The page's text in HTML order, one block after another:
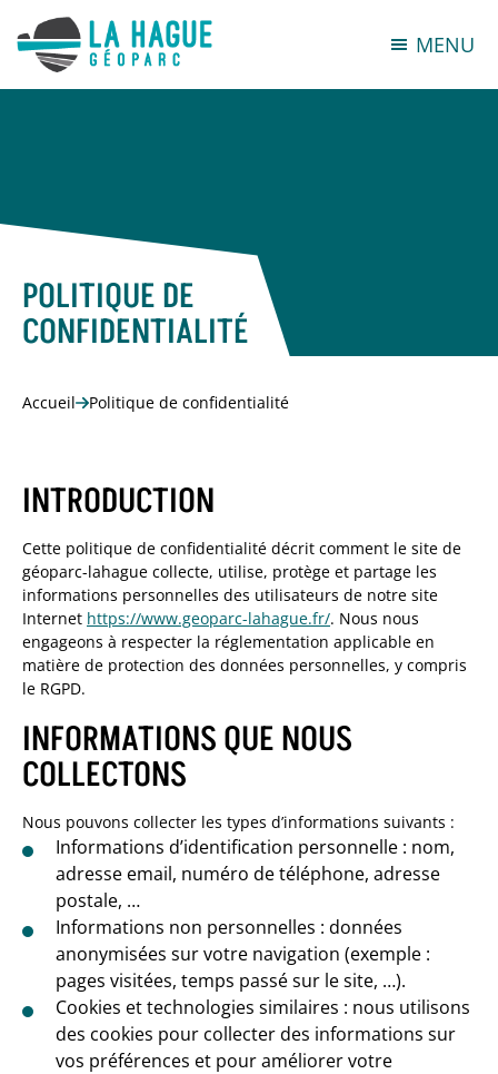
MENU
POLITIQUE DE
CONFIDENTIALITÉ
Accueil Politique de confidentialité
INTRODUCTION
Cette politique de confidentialité décrit comment le site de
géoparc-lahague collecte, utilise, protège et partage les
informations personnelles des utilisateurs de notre site
Internet https://www.geoparc-lahague.fr/. Nous nous
engageons à respecter la réglementation applicable en
matière de protection des données personnelles, y compris
le RGPD.
INFORMATIONS QUE NOUS
COLLECTONS
Nous pouvons collecter les types d’informations suivants :
Informations d’identification personnelle : nom,
adresse email, numéro de téléphone, adresse
postale, …
Informations non personnelles : données
anonymisées sur votre navigation (exemple :
pages visitées, temps passé sur le site, …).
Cookies et technologies similaires : nous utilisons
des cookies pour collecter des informations sur
vos préférences et pour améliorer votre